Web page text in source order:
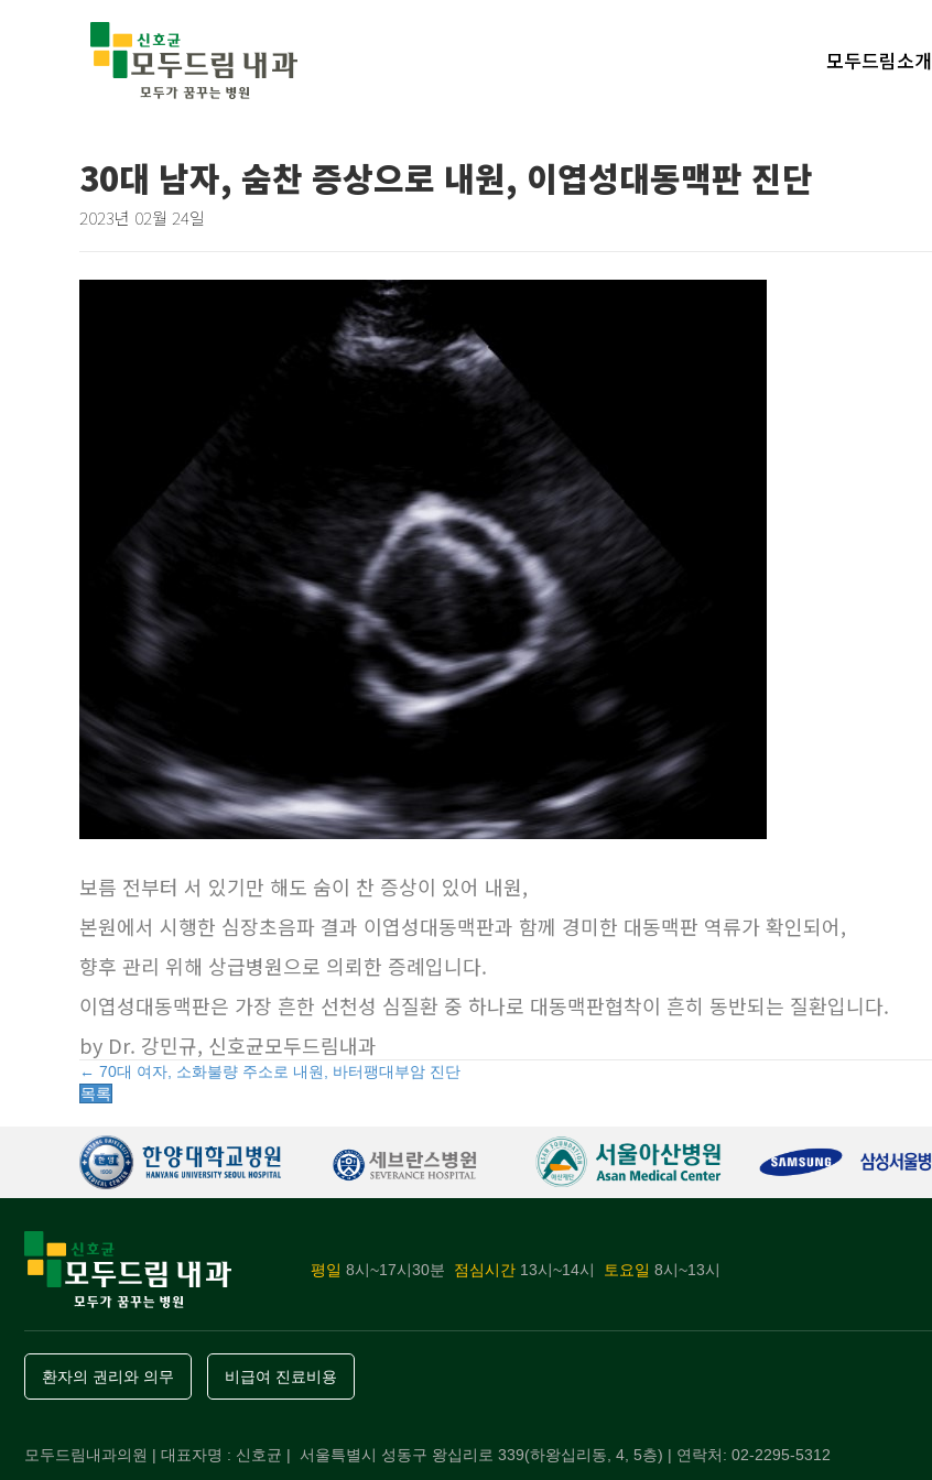
모두드림소개
30대 남자, 숨찬 증상으로 내원, 이엽성대동맥판 진단
2023년 02월 24일
보름 전부터 서 있기만 해도 숨이 찬 증상이 있어 내원,
본원에서 시행한 심장초음파 결과 이엽성대동맥판과 함께 경미한 대동맥판 역류가 확인되어,
향후 관리 위해 상급병원으로 의뢰한 증례입니다.
이엽성대동맥판은 가장 흔한 선천성 심질환 중 하나로 대동맥판협착이 흔히 동반되는 질환입니다.
by Dr. 강민규, 신호균모두드림내과
Posts
← 70대 여자, 소화불량 주소로 내원, 바터팽대부암 진단
목록
평일 8시~17시30분 점심시간 13시~14시 토요일 8시~13시
환자의 권리와 의무 비급여 진료비용
모두드림내과의원 | 대표자명 : 신호균 | 서울특별시 성동구 왕십리로 339(하왕십리동, 4, 5층) | 연락처: 02-2295-5312